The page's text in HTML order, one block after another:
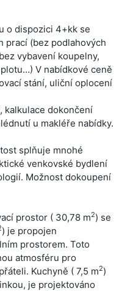
o dispozici 4+kk se
prací (bez podlahových
vybavení koupelny,
V nabídkové ceně
stání, uliční oplocení
kalkulace dokončení
u makléře nabídky.
splňuje mnohé
venkovské bydlení
Možnost dokoupení
prostor ( 30,78 m2) se
) je propojen
prostorem. Toto
atmosféru pro
Kuchyně ( 7,5 m2)
je projektováno